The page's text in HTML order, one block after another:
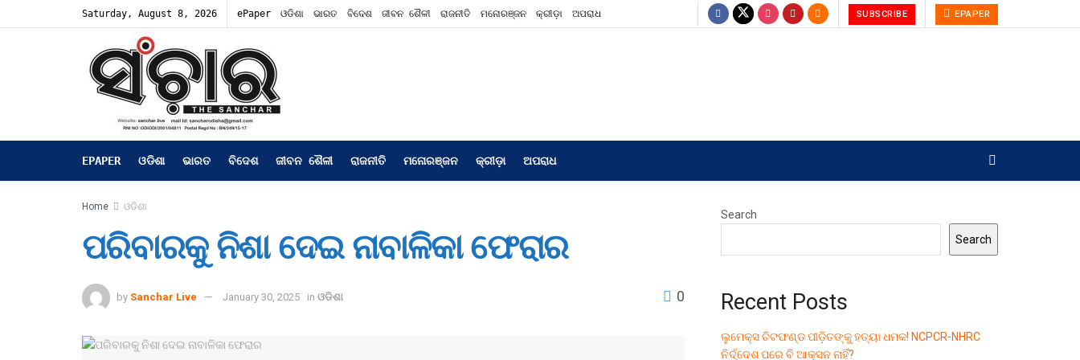
Saturday, August 8, 2026 ePaper ଓଡିଶା ଭାରତ ବିଦେଶ ଜୀବନ ଶୈଳୀ ରାଜନୀତି ମନୋରଞ୍ଜନ କ୍ରୀଡ଼ା ଅପରାଧ SUBSCRIBE EPAPER
EPAPER ଓଡିଶା ଭାରତ ବିଦେଶ ଜୀବନ ଶୈଳୀ ରାଜନୀତି ମନୋରଞ୍ଜନ କ୍ରୀଡ଼ା ଅପରାଧ
Home ଓଡିଶା
ପରିବାରକୁ ନିଶା ଦେଇ ନାବାଳିକା ଫେରାର
by Sanchar Live January 30, 2025 in ଓଡିଶା 0
Search
Search
Recent Posts
ଲୁମେକ୍ସ ଚିଟଫଣ୍ଡ ପୀଡ଼ିତଙ୍କୁ ହତ୍ୟା ଧମକ! NCPCR-NHRC
ନିର୍ଦ୍ଦେଶ ପରେ ବି ଆକ୍ସନ ନାହିଁ?